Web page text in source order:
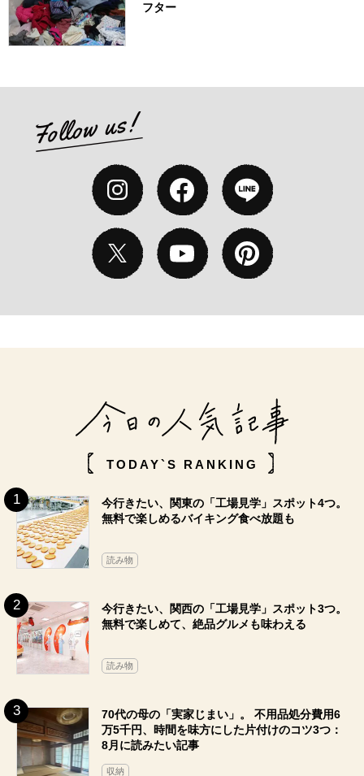
フター
TODAY`S RANKING
今行きたい、関東の「工場見学」スポット4つ。
無料で楽しめるバイキング食べ放題も
読み物
今行きたい、関西の「工場見学」スポット3つ。
無料で楽しめて、絶品グルメも味わえる
読み物
70代の母の「実家じまい」。 不用品処分費用6
万5千円、時間を味方にした片付けのコツ3つ：
8月に読みたい記事
収納